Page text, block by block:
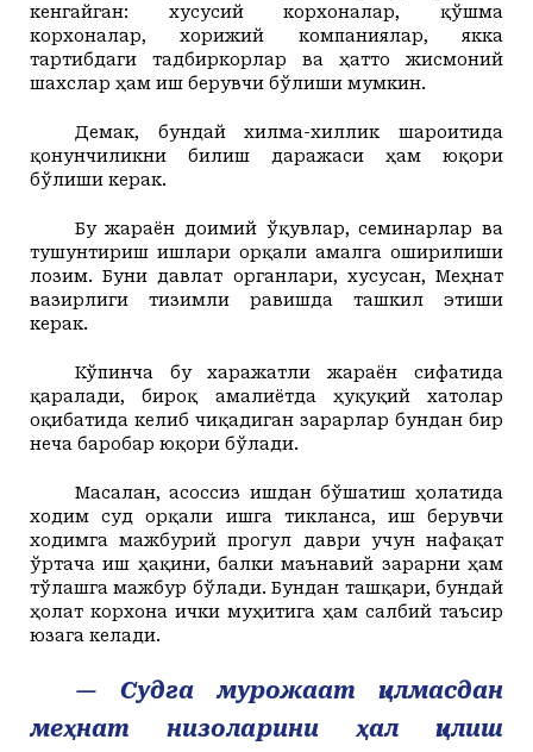
кенгайган: хусусий корхоналар, қўшма
корхоналар, хорижий компаниялар, якка
тартибдаги тадбиркорлар ва ҳатто жисмоний
шахслар ҳам иш берувчи бўлиши мумкин.
Демак, бундай хилма-хиллик шароитида
қонунчиликни билиш даражаси ҳам юқори
бўлиши керак.
Бу жараён доимий ўқувлар, семинарлар ва
тушунтириш ишлари орқали амалга оширилиши
лозим.Буни давлат органлари, хусусан, Меҳнат
вазирлиги тизимли равишда ташкил этиши
керак.
Кўпинча бу харажатли жараён сифатида
қаралади, бироқ амалиётда ҳуқуқий хатолар
оқибатида келиб чиқадиган зарарлар бундан бир
неча баробар юқори бўлади.
Масалан, асоссиз ишдан бўшатиш ҳолатида
ходим суд орқали ишга тикланса, иш берувчи
ходимга мажбурий прогул даври учун нафақат
ўртача иш ҳақини, балки маънавий зарарни ҳам
тўлашга мажбур бўлади. Бундан ташқари, бундай
ҳолат корхона ички муҳитига ҳам салбий таъсир
юзага келади.
— Судга мурожаат қилмасдан
меҳнат низоларини ҳал қилиш